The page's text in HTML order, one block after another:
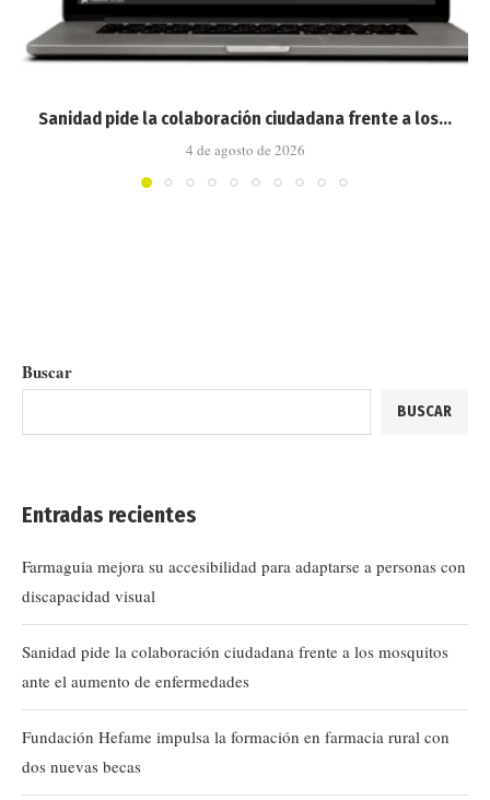
Sanidad pide la colaboración ciudadana frente a los...
4 de agosto de 2026
Buscar
BUSCAR
Entradas recientes
Farmaguia mejora su accesibilidad para adaptarse a personas con
discapacidad visual
Sanidad pide la colaboración ciudadana frente a los mosquitos
ante el aumento de enfermedades
Fundación Hefame impulsa la formación en farmacia rural con
dos nuevas becas